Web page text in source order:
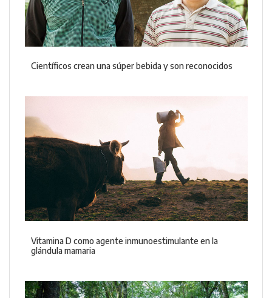
Científicos crean una súper bebida y son reconocidos
Vitamina D como agente inmunoestimulante en la
glándula mamaria